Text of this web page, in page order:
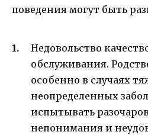
поведения могут быть
Недовольство
обслуживания.
особенно в случаях
неопределенных
испытывать
непонимания и